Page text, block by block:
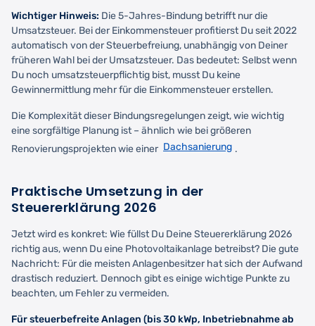
Wichtiger Hinweis: Die 5-Jahres-Bindung betrifft nur die
Umsatzsteuer. Bei der Einkommensteuer profitierst Du seit 2022
automatisch von der Steuerbefreiung, unabhängig von Deiner
früheren Wahl bei der Umsatzsteuer. Das bedeutet: Selbst wenn
Du noch umsatzsteuerpflichtig bist, musst Du keine
Gewinnermittlung mehr für die Einkommensteuer erstellen.
Die Komplexität dieser Bindungsregelungen zeigt, wie wichtig
eine sorgfältige Planung ist – ähnlich wie bei größeren
Renovierungsprojekten wie einer Dachsanierung .
Praktische Umsetzung in der
Steuererklärung 2026
Jetzt wird es konkret: Wie füllst Du Deine Steuererklärung 2026
richtig aus, wenn Du eine Photovoltaikanlage betreibst? Die gute
Nachricht: Für die meisten Anlagenbesitzer hat sich der Aufwand
drastisch reduziert. Dennoch gibt es einige wichtige Punkte zu
beachten, um Fehler zu vermeiden.
Für steuerbefreite Anlagen (bis 30 kWp, Inbetriebnahme ab